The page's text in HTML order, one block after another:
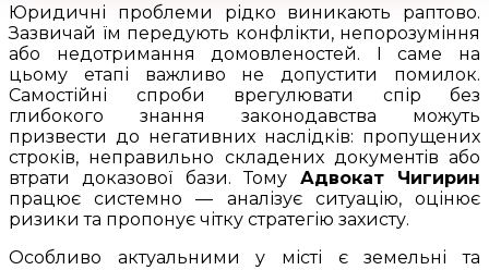
Юридичні проблеми рідко виникають раптово.
Зазвичай їм передують конфлікти, непорозуміння
або недотримання домовленостей. І саме на
цьому етапі важливо не допустити помилок.
Самостійні спроби врегулювати спір без
глибокого знання законодавства можуть
призвести до негативних наслідків: пропущених
строків, неправильно складених документів або
втрати доказової бази. Тому Адвокат Чигирин
працює системно — аналізує ситуацію, оцінює
ризики та пропонує чітку стратегію захисту.
Особливо актуальними у місті є земельні та